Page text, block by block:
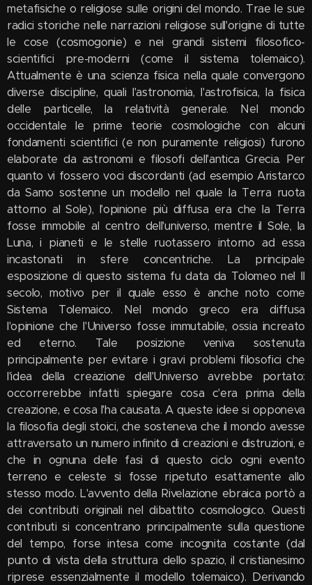
metafisiche o religiose sulle origini del mondo. Trae le sue
radici storiche nelle narrazioni religiose sull'origine di tutte
le cose (cosmogonie) e nei grandi sistemi filosofico-
scientifici pre-moderni (come il sistema tolemaico).
Attualmente è una scienza fisica nella quale convergono
diverse discipline, quali l'astronomia, l'astrofisica, la fisica
delle particelle, la relatività generale. Nel mondo
occidentale le prime teorie cosmologiche con alcuni
fondamenti scientifici (e non puramente religiosi) furono
elaborate da astronomi e filosofi dell'antica Grecia. Per
quanto vi fossero voci discordanti (ad esempio Aristarco
da Samo sostenne un modello nel quale la Terra ruota
attorno al Sole), l'opinione più diffusa era che la Terra
fosse immobile al centro dell'universo, mentre il Sole, la
Luna, i pianeti e le stelle ruotassero intorno ad essa
incastonati in sfere concentriche. La principale
esposizione di questo sistema fu data da Tolomeo nel II
secolo, motivo per il quale esso è anche noto come
Sistema Tolemaico. Nel mondo greco era diffusa
l'opinione che l'Universo fosse immutabile, ossia increato
ed eterno. Tale posizione veniva sostenuta
principalmente per evitare i gravi problemi filosofici che
l'idea della creazione dell'Universo avrebbe portato:
occorrerebbe infatti spiegare cosa c'era prima della
creazione, e cosa l'ha causata. A queste idee si opponeva
la filosofia degli stoici, che sosteneva che il mondo avesse
attraversato un numero infinito di creazioni e distruzioni, e
che in ognuna delle fasi di questo ciclo ogni evento
terreno e celeste si fosse ripetuto esattamente allo
stesso modo. L'avvento della Rivelazione ebraica portò a
dei contributi originali nel dibattito cosmologico. Questi
contributi si concentrano principalmente sulla questione
del tempo, forse intesa come incognita costante (dal
punto di vista della struttura dello spazio, il cristianesimo
riprese essenzialmente il modello tolemaico). Derivando